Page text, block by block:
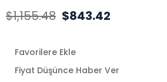
$1,155.48 $843.42
Favorilere Ekle
Fiyat Düşünce Haber Ver